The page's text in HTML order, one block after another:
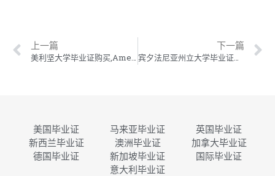
上一篇
美利坚大学毕业证购买,American学位证制作,美利坚大学毕业证成绩单订做
下一篇
宾夕法尼亚州立大学毕业证购买,PSU学位证制作,宾夕法尼亚州立大学毕业证成绩单订做
美国毕业证 马来亚毕业证
英国毕业证
新西兰毕业证
澳洲毕业证
加拿大毕业证
德国毕业证
新加坡毕业证
国际毕业证
意大利毕业证